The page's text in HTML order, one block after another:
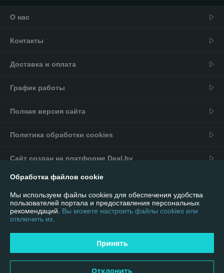
О нас
Контакты
Доставка и оплата
График работы
Полная версия сайта
Политика обработки cookies
Сайт создан на платформе Deal.by
Юридическое лицо:ИП Андриевский Павел Николаевич
г. Минск, ул. Мельникайте 16/92
комитет
Обработка файлов cookie
Мы используем файлы cookies для обеспечения удобства
пользователей портала и предоставления персональных
рекомендаций. Вы можете настроить файлы cookies или
отключить их.
Принять
Отклонить